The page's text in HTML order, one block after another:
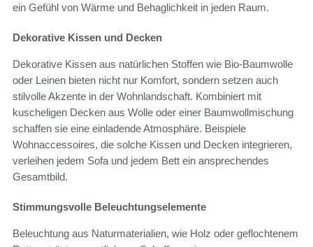
ein Gefühl von Wärme und Behaglichkeit in jeden Raum.
Dekorative Kissen und Decken
Dekorative Kissen aus natürlichen Stoffen wie Bio-Baumwolle
oder Leinen bieten nicht nur Komfort, sondern setzen auch
stilvolle Akzente in der Wohnlandschaft. Kombiniert mit
kuscheligen Decken aus Wolle oder einer Baumwollmischung
schaffen sie eine einladende Atmosphäre. Beispiele
Wohnaccessoires, die solche Kissen und Decken integrieren,
verleihen jedem Sofa und jedem Bett ein ansprechendes
Gesamtbild.
Stimmungsvolle Beleuchtungselemente
Beleuchtung aus Naturmaterialien, wie Holz oder geflochtenem